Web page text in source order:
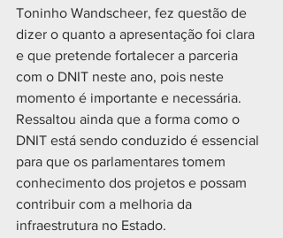
Toninho Wandscheer, fez questão de
dizer o quanto a apresentação foi clara
e que pretende fortalecer a parceria
com o DNIT neste ano, pois neste
momento é importante e necessária.
Ressaltou ainda que a forma como o
DNIT está sendo conduzido é essencial
para que os parlamentares tomem
conhecimento dos projetos e possam
contribuir com a melhoria da
infraestrutura no Estado.